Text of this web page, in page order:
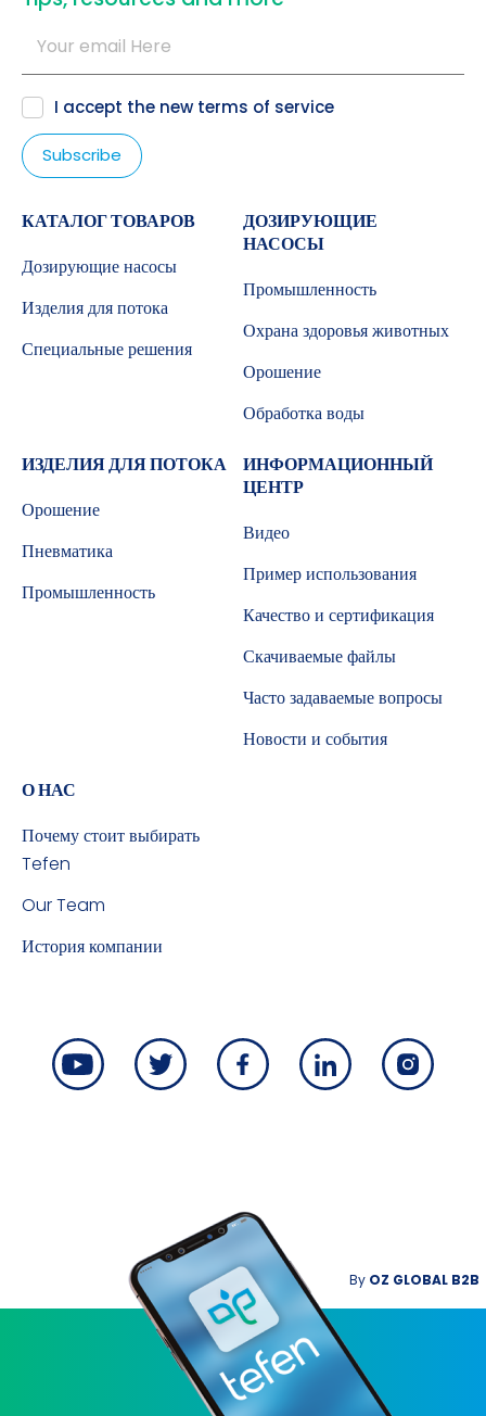
I accept the new terms of service
КАТАЛОГ ТОВАРОВ
Дозирующие насосы
Изделия для потока
Специальные решения
ДОЗИРУЮЩИЕ
НАСОСЫ
Промышленность
Охрана здоровья животных
Орошение
Обработка воды
ИЗДЕЛИЯ ДЛЯ ПОТОКА
Орошение
Пневматика
Промышленность
ИНФОРМАЦИОННЫЙ
ЦЕНТР
Видео
Пример использования
Качество и сертификация
Скачиваемые файлы
Часто задаваемые вопросы
Новости и события
О НАС
Почему стоит выбирать
Tefen
Our Team
История компании
By OZ GLOBAL B2B